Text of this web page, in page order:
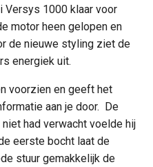
Versys 1000 klaar voor
motor heen gelopen en
de nieuwe styling ziet de
energiek uit.
voorzien en geeft het
aan je door. De
had verwacht voelde hij
eerste bocht laat de
stuur gemakkelijk de